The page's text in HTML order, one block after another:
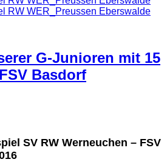
G-Junioren mit 15
Basdorf
SV RW Werneuchen – FSV